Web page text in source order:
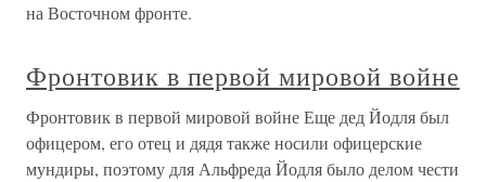
на Восточном фронте.
Фронтовик в первой мировой войне
Фронтовик в первой мировой войне Еще дед Йодля был
офицером, его отец и дядя также носили офицерские
мундиры, поэтому для Альфреда Йодля было делом чести